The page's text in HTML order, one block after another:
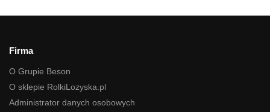
Firma
O Grupie Beson
O sklepie RolkiLozyska.pl
Administrator danych osobowych